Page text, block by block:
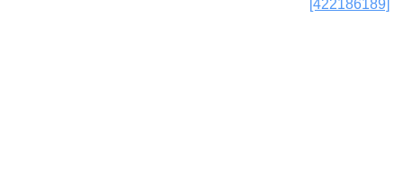
[422186189]